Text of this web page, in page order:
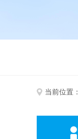
当前位置：